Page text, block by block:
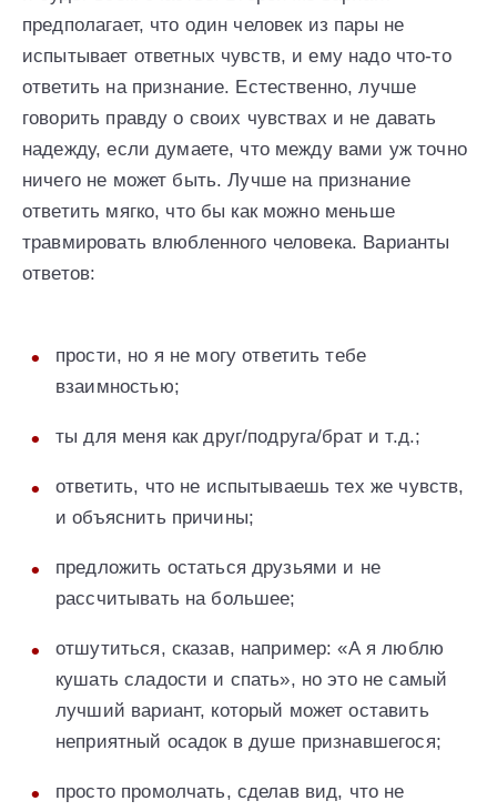
предполагает, что один человек из пары не
испытывает ответных чувств, и ему надо что-то
ответить на признание. Естественно, лучше
говорить правду о своих чувствах и не давать
надежду, если думаете, что между вами уж точно
ничего не может быть. Лучше на признание
ответить мягко, что бы как можно меньше
травмировать влюбленного человека. Варианты
ответов:
прости, но я не могу ответить тебе
взаимностью;
ты для меня как друг/подруга/брат и т.д.;
ответить, что не испытываешь тех же чувств,
и объяснить причины;
предложить остаться друзьями и не
рассчитывать на большее;
отшутиться, сказав, например: «А я люблю
кушать сладости и спать», но это не самый
лучший вариант, который может оставить
неприятный осадок в душе признавшегося;
просто промолчать, сделав вид, что не